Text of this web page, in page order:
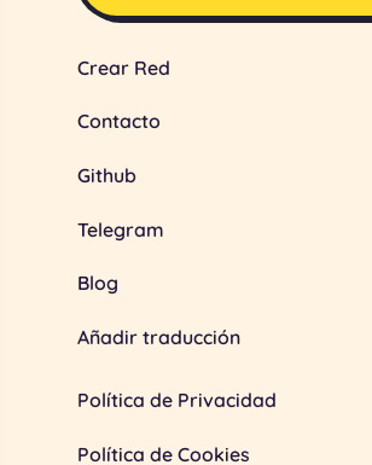
Crear Red
Contacto
Github
Telegram
Blog
Añadir traducción
Política de Privacidad
Política de Cookies